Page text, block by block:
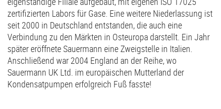
zertifizierten Labors für Gase. Eine weitere Niederlassung ist
seit 2000 in Deutschland entstanden, die auch eine
Verbindung zu den Märkten in Osteuropa darstellt. Ein Jahr
später eröffnete Sauermann eine Zweigstelle in Italien.
Anschließend war 2004 England an der Reihe, wo
Sauermann UK Ltd. im europäischen Mutterland der
Kondensatpumpen erfolgreich Fuß fasste!